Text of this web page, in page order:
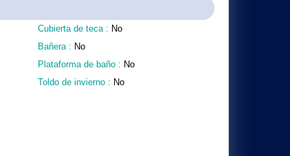
Cubierta de teca : No
Bañera : No
Plataforma de baño : No
Toldo de invierno : No